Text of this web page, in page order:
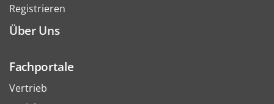
Registrieren
Über Uns
Fachportale
Vertrieb